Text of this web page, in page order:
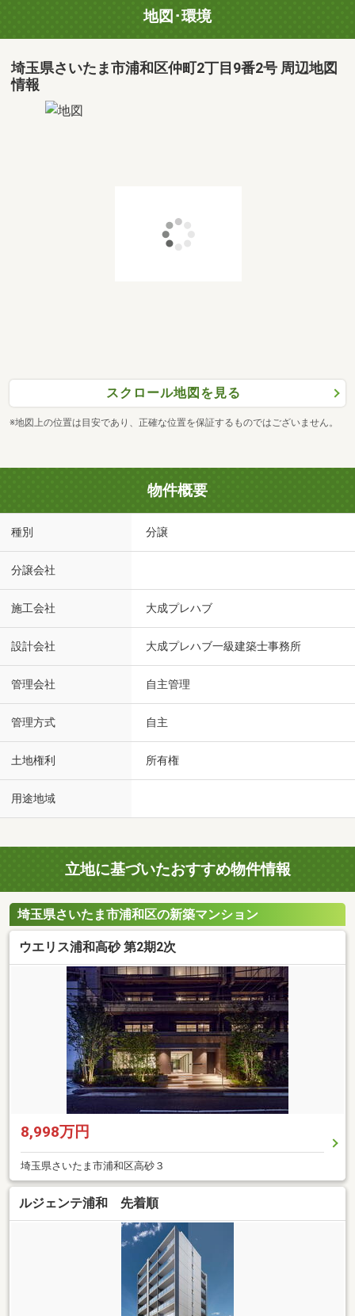
地図･環境
埼玉県さいたま市浦和区仲町2丁目9番2号 周辺地図
情報
スクロール地図を見る
※地図上の位置は目安であり、正確な位置を保証するものではございません。
物件概要
種別 分譲
分譲会社
施工会社 大成プレハブ
設計会社 大成プレハブ一級建築士事務所
管理会社 自主管理
管理方式 自主
土地権利 所有権
用途地域
立地に基づいたおすすめ物件情報
埼玉県さいたま市浦和区の新築マンション
ウエリス浦和高砂 第2期2次
8,998万円
埼玉県さいたま市浦和区高砂３
ルジェンテ浦和 先着順